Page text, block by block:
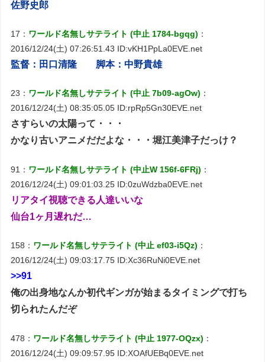
佐野史郎
17： ワールド名無しサテライト (中止 1784-bgqg) ：
2016/12/24(土) 07:26:51.43 ID:vKH1PpLa0EVE.net
監督：田口清隆 脚本：中野貴雄
23： ワールド名無しサテライト (中止 7b09-agOw) ：
2016/12/24(土) 08:35:05.05 ID:rpRp5Gn30EVE.net
さすらいの太陽って・・・
かなり古いアニメだだよな・・・堀江美津子だっけ？
91： ワールド名無しサテライト (中止W 156f-6FRj) ：
2016/12/24(土) 09:01:03.25 ID:0zuWdzba0EVE.net
リアタイ視聴できる人達いいな
仙台1ヶ月遅れだ…
158： ワールド名無しサテライト (中止 ef03-i5Qz) ：
2016/12/24(土) 09:03:17.75 ID:Xc36RuNi0EVE.net
>>91
俺の出身地なんか初代ギンガが始まるタイミングで打ち
切られたんだぞ
478： ワールド名無しサテライト (中止 1977-OQzx) ：
2016/12/24(土) 09:09:57.95 ID:XOAfUEBq0EVE.net